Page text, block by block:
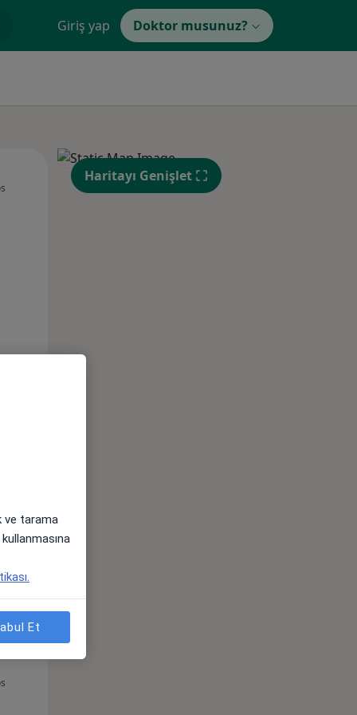
Giriş yap Doktor musunuz?
12 Ağustos
Per,
13 Ağustos
Cum,
14 Ağustos
Haritayı Genişlet
ve tarama
Et